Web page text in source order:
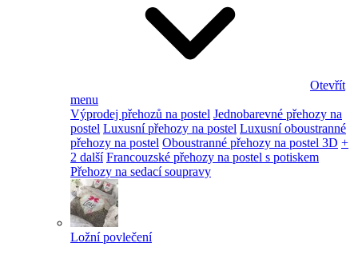
Otevřít
menu
Výprodej přehozů na postel Jednobarevné přehozy na
postel Luxusní přehozy na postel Luxusní oboustranné
přehozy na postel Oboustranné přehozy na postel 3D +
2 další Francouzské přehozy na postel s potiskem
Přehozy na sedací soupravy
Ložní povlečení